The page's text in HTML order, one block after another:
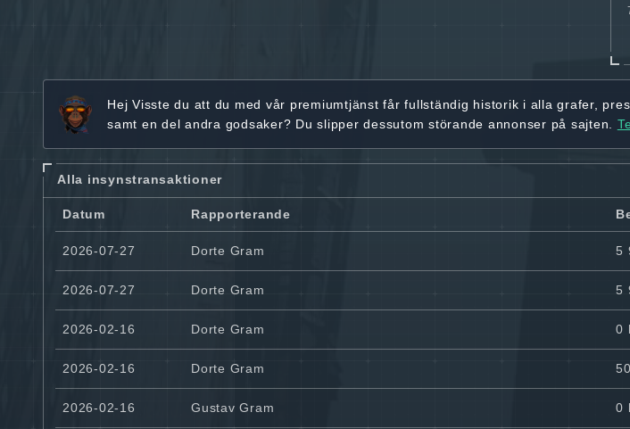
Hej Visste du att du med vår premiumtjänst fårfullständig historik i alla grafer,
samt en del andra godsaker? Du slipper dessutom störande annonser på sajten.
Alla insynstransaktioner
Datum Rapporterande
2026-07-27 Dorte Gram 5
2026-07-27 Dorte Gram 5
2026-02-16 Dorte Gram 0
2026-02-16 Dorte Gram
2026-02-16 Gustav Gram 0